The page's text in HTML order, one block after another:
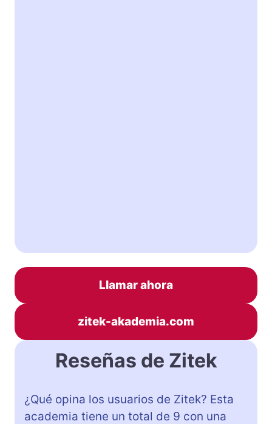
Llamar ahora
zitek-akademia.com
Reseñas de Zitek
¿Qué opina los usuarios de Zitek? Esta
academia tiene un total de 9 con una